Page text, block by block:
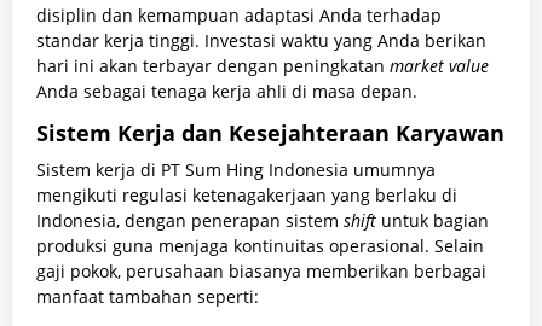
disiplin dan kemampuan adaptasi Anda terhadap
standar kerja tinggi. Investasi waktu yang Anda berikan
hari ini akan terbayar dengan peningkatan market value
Anda sebagai tenaga kerja ahli di masa depan.
Sistem Kerja dan Kesejahteraan Karyawan
Sistem kerja di PT Sum Hing Indonesia umumnya
mengikuti regulasi ketenagakerjaan yang berlaku di
Indonesia, dengan penerapan sistem shift untuk bagian
produksi guna menjaga kontinuitas operasional. Selain
gaji pokok, perusahaan biasanya memberikan berbagai
manfaat tambahan seperti: